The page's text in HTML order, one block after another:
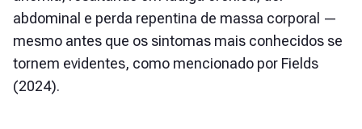
abdominal e perda repentina de massa corporal —
mesmo antes que os sintomas mais conhecidos se
tornem evidentes, como mencionado por Fields
(2024).